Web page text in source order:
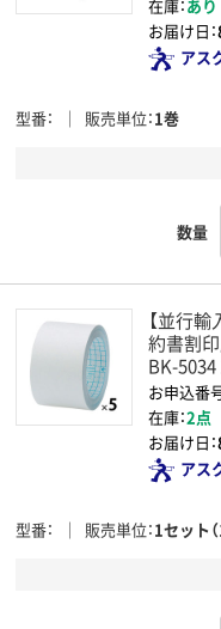
在庫：あり
お届け日：
アス
型番 販売単位 1巻
数量
【並行
約書割
BK-5034
お申込番
在庫：2点
お届け日：
アス
型番 販売単位 1セット